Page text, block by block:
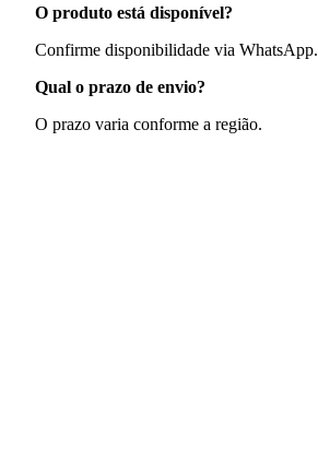
O produto está disponível?
Confirme disponibilidade via WhatsApp.
Qual o prazo de envio?
O prazo varia conforme a região.